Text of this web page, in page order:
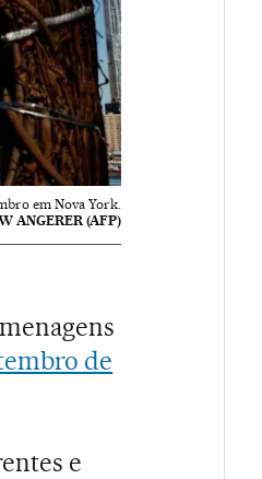
em Nova York.
ANGERER (AFP)
de
e